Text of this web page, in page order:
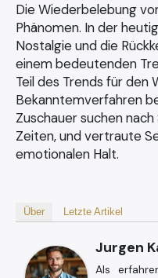
Die Wiederbelebung
Phänomen. In der
Nostalgie und die
einem bedeutenden
Teil des Trends für den
Bekanntemverfahren
Zuschauer suchen
Zeiten, und vertraute
emotionalen Halt.
Über Letzte Artikel
Jurgen
Als